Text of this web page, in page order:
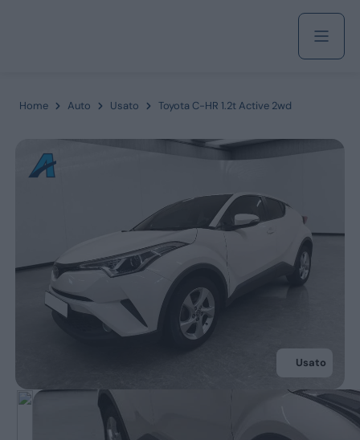
Acquista
Azienda
Servizi
Marchi
Fiat
Home Auto Usato Toyota C-HR 1.2t Active 2wd
Usato